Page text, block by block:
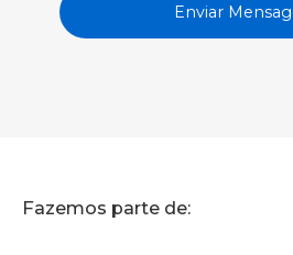
Fazemos parte de: